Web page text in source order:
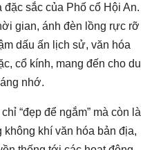
sắc của Phố cổ Hội An.
gian, ánh đèn lồng rực rỡ
dấu ấn lịch sử, văn hóa
cổ kính, mang đến cho du
nhớ.
“đẹp để ngắm” mà còn là
khí văn hóa bản địa,